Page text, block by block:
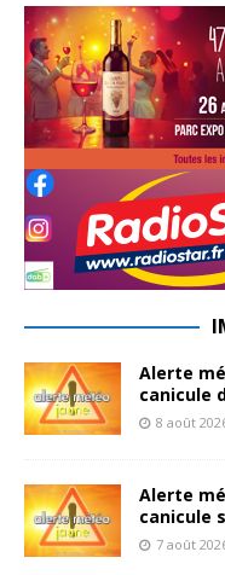
Alerte
canicule
8 août
Alerte
canicule
7 août